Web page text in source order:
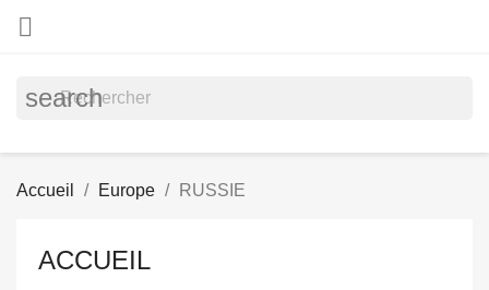

search
Accueil Europe RUSSIE
ACCUEIL